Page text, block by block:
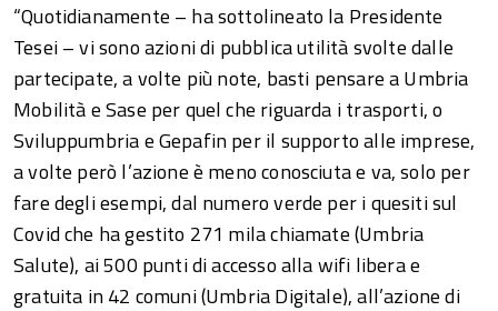
“Quotidianamente – ha sottolineato la Presidente
Tesei – vi sono azioni di pubblica utilità svolte dalle
partecipate, a volte più note, basti pensare a Umbria
Mobilità e Sase per quel che riguarda i trasporti, o
Sviluppumbria e Gepafin per il supporto alle imprese,
a volte però l’azione è meno conosciuta e va, solo per
fare degli esempi, dal numero verde per i quesiti sul
Covid che ha gestito 271 mila chiamate (Umbria
Salute), ai 500 punti di accesso alla wifi libera e
gratuita in 42 comuni (Umbria Digitale), all’azione di